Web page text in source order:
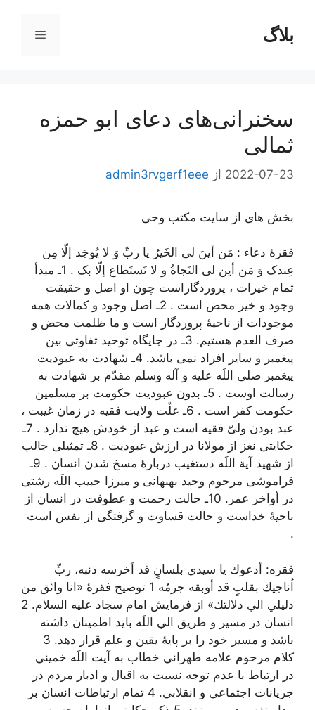
محتوابلاگ فهرست
سخنرانی‌های دعای ابو حمزه
ثمالی
2022-07-23 از admin3rvgerf1eee
بخش های از سایت مکتب وحی
فقرۀ دعاء : مَن أینَ لی الخَیرُ یا ربِّ وَ لا یُوجَد إلّا مِن
عِندک وَ مَن أین لی النَجاةُ و لا تَستَطاع إلّا بک . 1ـ مبدأ
تمام خیرات ، پروردگاراست چون او اصل و حقیقت
وجود و خیر محض است . 2ـ اصل وجود و کمالات همه
موجودات از ناحیۀ پروردگار است و ما ظلمت محض و
صرف العدم هستیم. 3ـ در جایگاه توحید تفاوتی بین
پیغمبر و سایر افراد نمی باشد. 4ـ شهادت به عبودیت
پیغمبر صلی اللَه علیه و آله وسلم مقدّم بر شهادت به
رسالت اوست . 5ـ بدون عبودیت حکومت بر مسلمین
حکومت کفر است . 6ـ علّت ولایت فقیه در زمان غیبت ،
عبد بودن ولیّ فقیه است و عبد از خودش هیچ ندارد . 7ـ
حکایتی نغز از مولانا در ارزش عبودیت . 8ـ تمثیلی جالب
از شهید آیة اللَه دستغیب دربارۀ مسخ شدن انسان . 9ـ
فراموشی مرحوم وحید بهبهانی و میرزا حبیب اللَه رشتی
در أواخر عمر. 10ـ حالت رحمت و عطوفت در انسان از
ناحیۀ خداست و حالت قساوت و گرفتگی از نفس است
.
فقره: أدعوك يا سيدي بلسانٍ قد اَخرسه ذنبه، ربِّ
اُناجيك بقلبٍ قد أوبقه جرمُه 1 توضيح فقرۀ «انا واثق من
دليلي الي دلالتك» از فرمايش امام سجاد عليه السلام. 2
انسان در مسير و طريق الي اللَه بايد اطمينان داشته
باشد و مسير خود را بر پايۀ يقين و علم قرار دهد. 3
كلام مرحوم علامه طهراني خطاب به آيت اللَه خميني
در ارتباط با عدم توجه نسبت به اقبال و ادبار مردم در
جريانات اجتماعي و انقلابي. 4 تمام ارتباطات انسان بر